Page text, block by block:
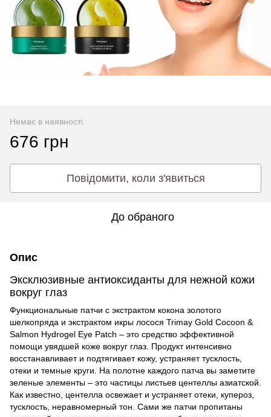
Немає в наявності
676 грн
Повідомити, коли з'явиться
До обраного
Опис
Эксклюзивные антиоксиданты для нежной кожи
вокруг глаз
Функциональные патчи с экстрактом кокона золотого
шелкопряда и экстрактом икры лосося Trimay Gold Cocoon &
Salmon Hydrogel Eye Patch – это средство эффективной
помощи увядшей коже вокруг глаз. Продукт интенсивно
восстанавливает и подтягивает кожу, устраняет тусклость,
отеки и темные круги. На полотне каждого патча вы заметите
зеленые элементы – это частицы листьев центеллы азиатской.
Как известно, центелла освежает и устраняет отеки, купероз,
тусклость, неравномерный тон. Сами же патчи пропитаны